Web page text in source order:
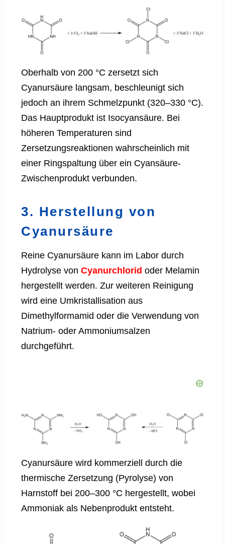
Oberhalb von 200 °C zersetzt sich
Cyanursäure langsam, beschleunigt sich
jedoch an ihrem Schmelzpunkt (320–330 °C).
Das Hauptprodukt ist Isocyansäure. Bei
höheren Temperaturen sind
Zersetzungsreaktionen wahrscheinlich mit
einer Ringspaltung über ein Cyansäure-
Zwischenprodukt verbunden.
3. Herstellung von
Cyanursäure
Reine Cyanursäure kann im Labor durch
Hydrolyse von Cyanurchlorid oder Melamin
hergestellt werden. Zur weiteren Reinigung
wird eine Umkristallisation aus
Dimethylformamid oder die Verwendung von
Natrium- oder Ammoniumsalzen
durchgeführt.
Cyanursäure wird kommerziell durch die
thermische Zersetzung (Pyrolyse) von
Harnstoff bei 200–300 °C hergestellt, wobei
Ammoniak als Nebenprodukt entsteht.